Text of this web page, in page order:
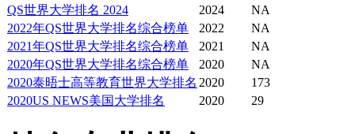
内找到。
医学中心
QS世界大学排名 2024
2024
NA
2022年QS世界大学排名综合榜单
2022
NA
2021年QS世界大学排名综合榜单
2021
NA
2020年QS世界大学排名综合榜单
2020
NA
2020泰晤士高等教育世界大学排名 2020
173
2020US NEWS美国大学排名
2020 29